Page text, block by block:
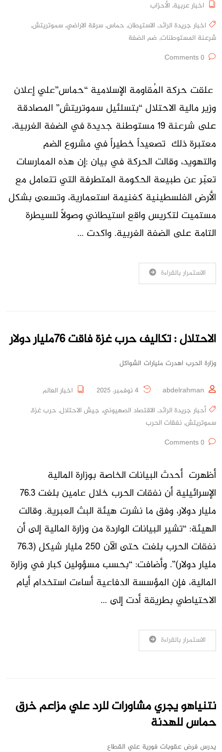
اخبار عربية, الأحزاب
اخبار جريدة الرائد, الاستيطان, حماس, سرقة الاراضي, سموتريتش,
شرعنة المستوطنات, ضم الضفة
علقت حركة المُقاومة الإسلامية “حماس”علي إعلان
وزير مالية الاحتلال “بتسلئيل سموتريتش” المصادقة
على شرعنة 19 مستوطنة جديدة في الضفة الغربية،
معتبرة ذلك تصعيداً خطيراً في مشروع الضم
والتهويد، وقالت الحركة في بيان :إن هذه الممارسات
تعبّر عن طبيعة الحكومة المتطرفة التي تتعامل مع
الأرض الفلسطينية كغنيمة استعمارية، وتسعى بشكل
مستميت لتكريس واقع استيطاني وصولاً للسيطرة
التامة على الضفة الغربية. واكدت …
الاستمرار بالقراءة
الاحتلال : تكاليف حرب غزة فاقت 76مليار دولار
وزارة الحرب اهدرت مليارات الشواكل
abdelrahman
اخبار العالم
أحبار جريدة الرائد, الاقتصاد الصهيوني, جيش الاحتلال, حرب غزة,
سموتريتش, نفقات الحرب
أظهرت أحدث البيانات الخاصة بوزارة المالية
الإسرائيلية أن نفقات الحرب خلال عامين بلغت 76.3
مليار دولار، وفق ما نشرت هيئة البث العبرية. وقالت
الهيئة: “تشير البيانات الواردة من وزارة المالية إلى أن
نفقات الحرب بلغت حتى الآن 250 مليار شيكل (76.3
مليار دولار)”. وأضافت: “بحسب مسؤولين كبار في وزارة
المالية، فإن المؤسسة الدفاعية أساءت استخدام أيام
الاحتياطي بطريقة أدت إلى …
الاستمرار بالقراءة
نتنياهو يجري مشاورات للرد علي مزاعم خرق
حماس للهدنة
يدرس فرض عقوبات فورية علي القطاع